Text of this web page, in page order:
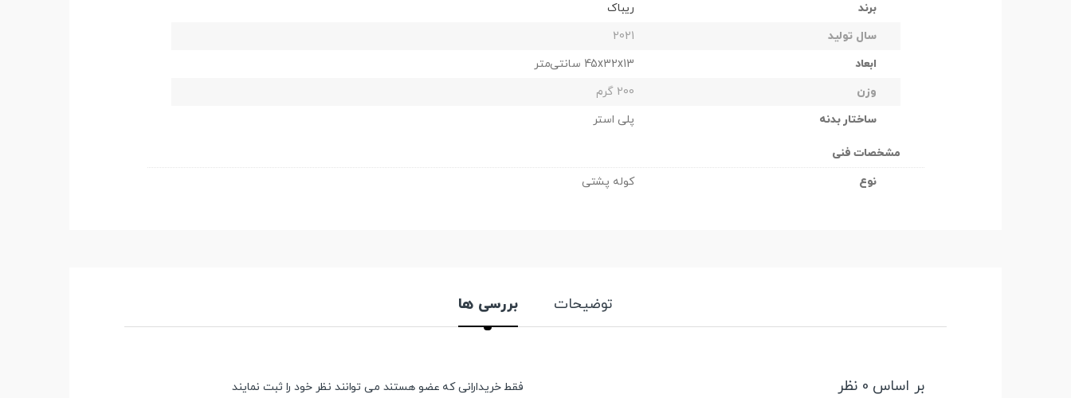
برند
ریباک
سال تولید
2021
ابعاد
45x32x13 سانتی‌متر
وزن
200 گرم
ساختار بدنه
پلی استر
مشخصات فنی
نوع
کوله پشتی
توضیحات بررسی ها
بر اساس 0 نظر فقط خریدارانی که عضو هستند می توانند نظر خود را ثبت نمایند